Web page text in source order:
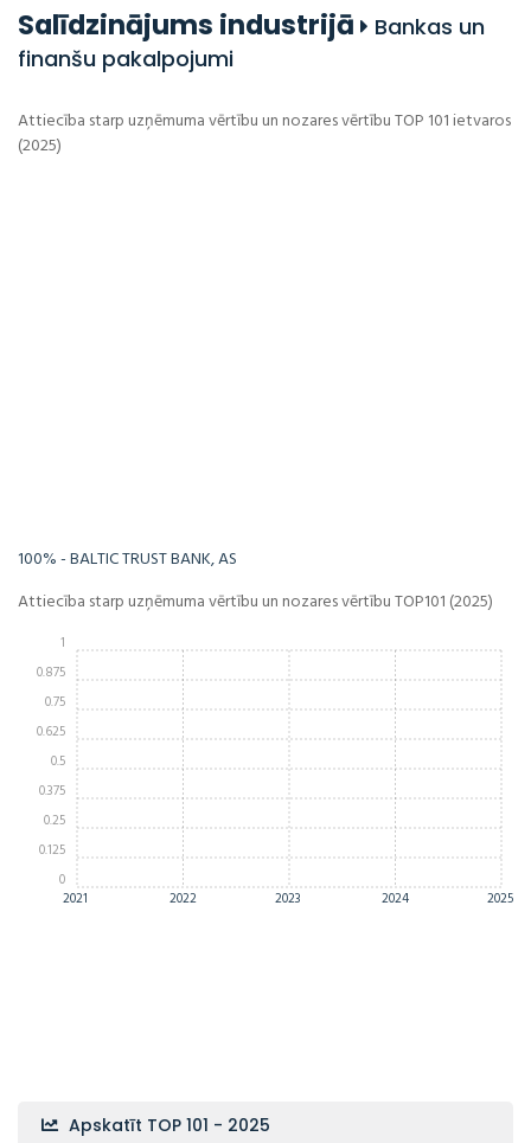
Salīdzinājums industrijā
Bankas un
finanšu pakalpojumi
Attiecība starp uzņēmuma vērtību un nozares vērtību TOP 101 ietvaros
(2025)
100% - BALTIC TRUST BANK, AS
Attiecība starp uzņēmuma vērtību un nozares vērtību TOP101 (2025)
2021 2022 2023 2024 2025
0
0.125
0.25
0.375
0.5
0.625
0.75
0.875
1
Apskatīt TOP 101 - 2025